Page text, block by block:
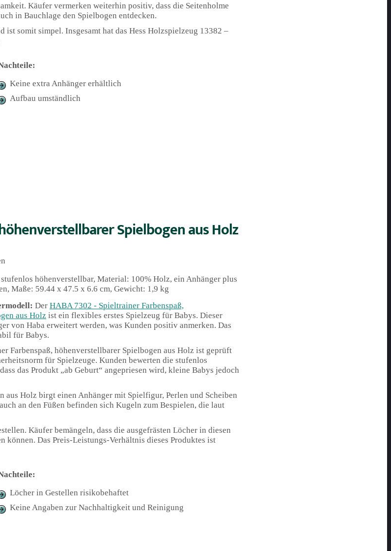
Käufer vermerken weiterhin positiv, dass die Seitenholme
in Bauchlage den Spielbogen entdecken.
somit simpel. Insgesamt hat das Hess Holzspielzeug 13382 –
Keine extra Anhänger erhältlich
Aufbau umständlich
Spielbogen aus Holz
höhenverstellbar, Material: 100% Holz, ein Anhänger plus
Maße: 59.44 x 47.5 x 6.6 cm, Gewicht: 1,9 kg
Der HABA 7302 - Spieltrainer Farbenspaß,
aus Holz ist ein flexibles erstes Spielzeug für Babys. Dieser
von Haba erweitert werden, was Kunden positiv anmerken. Das
für Babys.
Farbenspaß, höhenverstellbarer Spielbogen aus Holz ist geprüft
für Spielzeuge. Kunden bewerten die stufenlos
das Produkt „ab Geburt“ angepriesen wird, kleine Babys jedoch
aus Holz birgt einen Anhänger mit Spielfigur, Perlen und Scheiben
an den Füßen befinden sich Kugeln zum Bespielen, die laut
Käufer bemängeln, dass die ausgefrästen Löcher in diesen
können. Das Preis-Leistungs-Verhältnis dieses Produktes ist
Löcher in Gestellen risikobehaftet
Keine Angaben zur Nachhaltigkeit und Reinigung